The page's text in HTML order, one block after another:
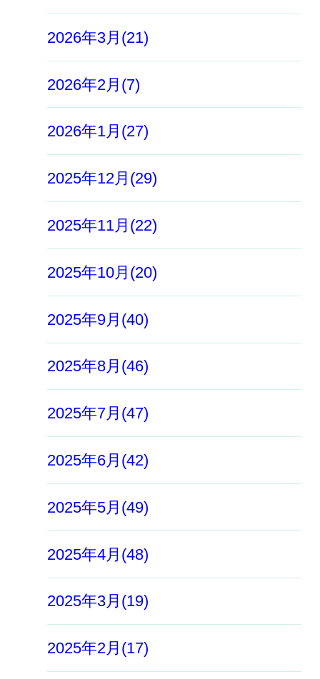
2026年3月(21)
2026年2月(7)
2026年1月(27)
2025年12月(29)
2025年11月(22)
2025年10月(20)
2025年9月(40)
2025年8月(46)
2025年7月(47)
2025年6月(42)
2025年5月(49)
2025年4月(48)
2025年3月(19)
2025年2月(17)